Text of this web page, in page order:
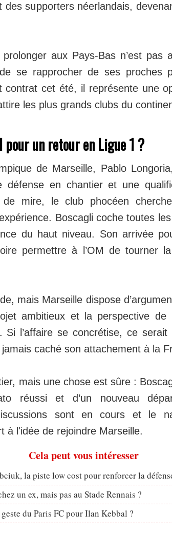
des supporters néerlandais,
aux Pays-Bas n’est pas
se rapprocher de ses proches
contrat cet été, il représente une
les plus grands clubs du
pour un retour en Ligue 1 ?
de Marseille, Pablo
défense en chantier et une
de mire, le club phocéen
Boscagli coche toutes
du haut niveau. Son arrivée
permettre à l’OM de tourner
mais Marseille dispose
ambitieux et la perspective de
Si l’affaire se concrétise, ce
jamais caché son attachement à la
mais une chose est sûre :
réussi et d’un nouveau
sont en cours et le
à l'idée de rejoindre Marseille.
Cela peut vous intéresser
la piste low cost pour renforcer la
un ex, mais pas au Stade Rennais ?
du Paris FC pour Ilan Kebbal ?